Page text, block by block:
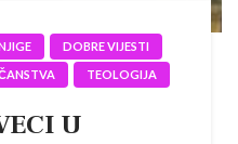
DOBRE VIJESTI
TEOLOGIJA
U